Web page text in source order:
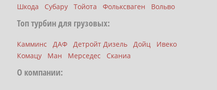
Шкода
Субару Тойота Фольксваген Вольво
Топ турбин для грузовых:
Камминс ДАФ Детройт Дизель Дойц
Ивеко
Комацу
Ман Мерседес Сканиа
О компании: